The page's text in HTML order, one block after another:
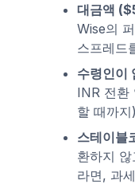
대금액
Wise의
스프레드
수령인이
INR 전환
할 때까지)
스테이블
환하지
라면, 과